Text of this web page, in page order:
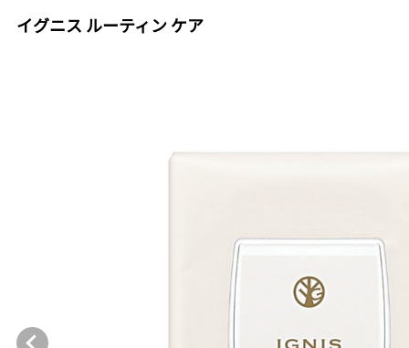
イグニス ルーティン ケア